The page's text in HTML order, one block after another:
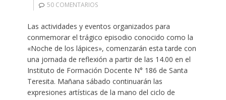
50 COMENTARIOS
Las actividades y eventos organizados para
conmemorar el trágico episodio conocido como la
«Noche de los lápices», comenzarán esta tarde con
una jornada de reflexión a partir de las 14.00 en el
Instituto de Formación Docente N° 186 de Santa
Teresita. Mañana sábado continuarán las
expresiones artísticas de la mano del ciclo de